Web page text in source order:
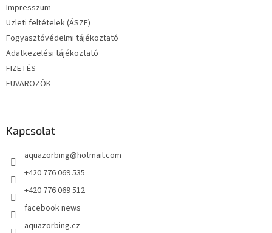
Impresszum
Üzleti feltételek (ÁSZF)
Fogyasztóvédelmi tájékoztató
Adatkezelési tájékoztató
FIZETÉS
FUVAROZÓK
Kapcsolat
aquazorbing@hotmail.com
+420 776 069 535
+420 776 069 512
facebook news
aquazorbing.cz